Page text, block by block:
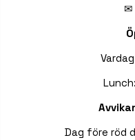
Dag före röd